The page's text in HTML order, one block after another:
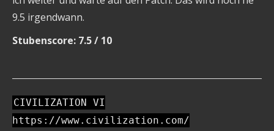
9.5 irgendwann.
Stubenscore: 7.5 / 10
CIVILIZATION VI
https://www.civilization.com/